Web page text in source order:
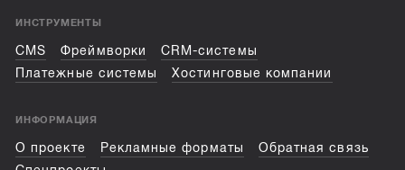
ИНСТРУМЕНТЫ
CMS Фреймворки
CRM-системы
Платежные системы
Хостинговые компании
ИНФОРМАЦИЯ
О проекте Рекламные форматы
Обратная связь